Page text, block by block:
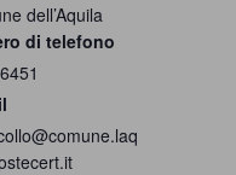
dell’Aquila
di telefono